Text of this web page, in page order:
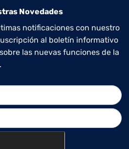
Novedades
notificaciones con nuestro
al boletín informativo
las nuevas funciones de la